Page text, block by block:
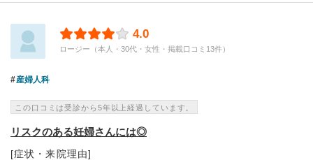
4.0
ロージー（本人・30代・女性・掲載口コミ13件）
産婦人科
この口コミは受診から5年以上経過しています。
リスクのある妊婦さんには◎
[症状・来院理由]